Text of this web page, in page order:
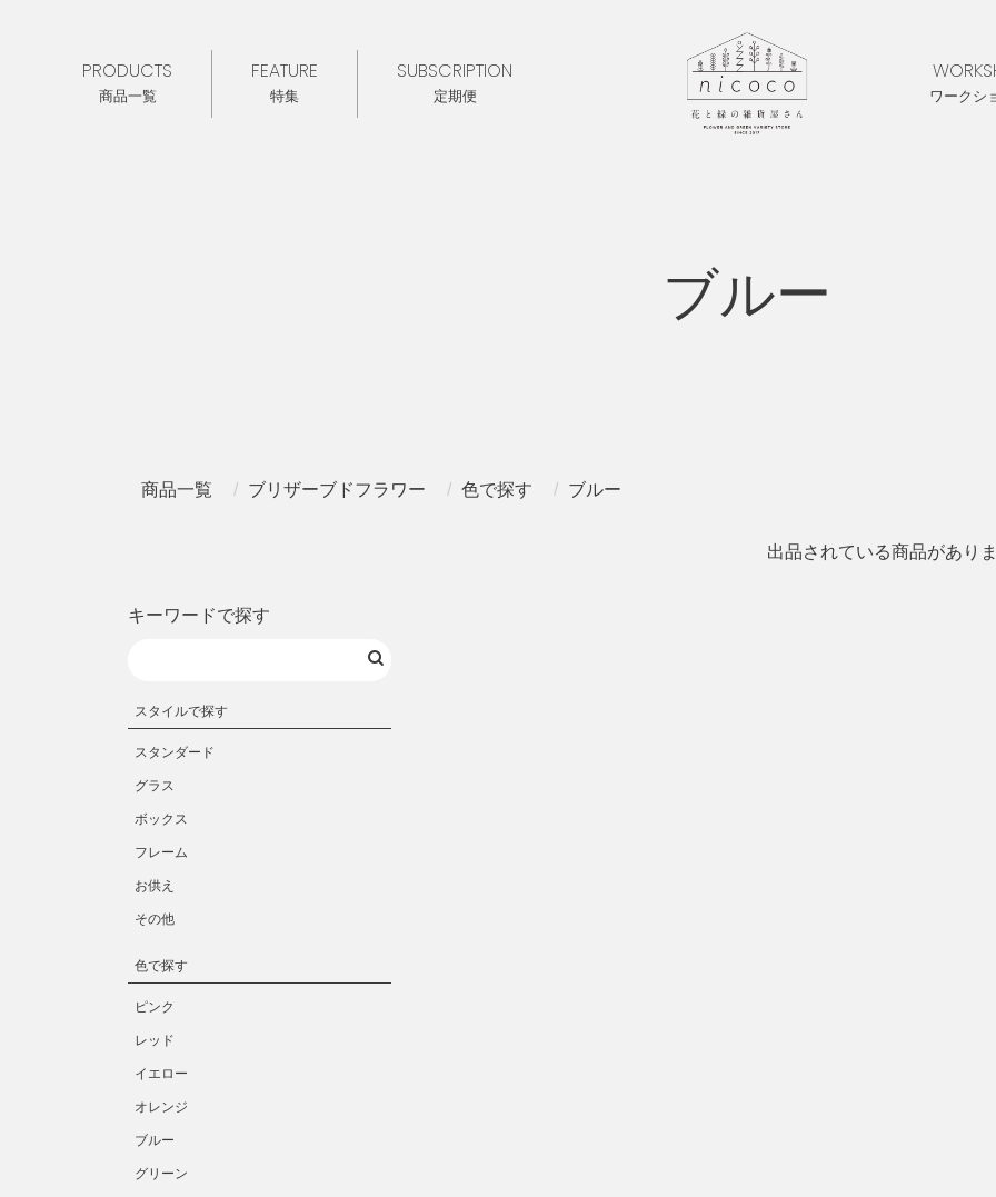
PRODUCTS
商品一覧
FEATURE
特集
SUBSCRIPTION
定期便 ワークシ
ブルー
商品一覧 ブリザーブドフラワー 色で探す ブルー
出品されている商品があり
キーワードで探す
スタイルで探す
スタンダード
グラス
ボックス
フレーム
お供え
その他
色で探す
ピンク
レッド
イエロー
オレンジ
ブルー
グリーン